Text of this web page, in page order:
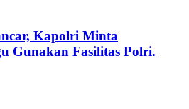
Kapolri Minta
Gunakan Fasilitas Polri.